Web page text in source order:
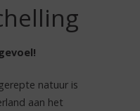
natuur is
aan het